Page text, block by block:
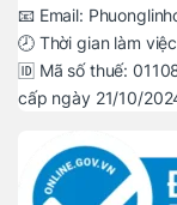
📧 Email:
🕗 Thời gian làm
🆔 Mã số thuế:
cấp ngày 21/10/